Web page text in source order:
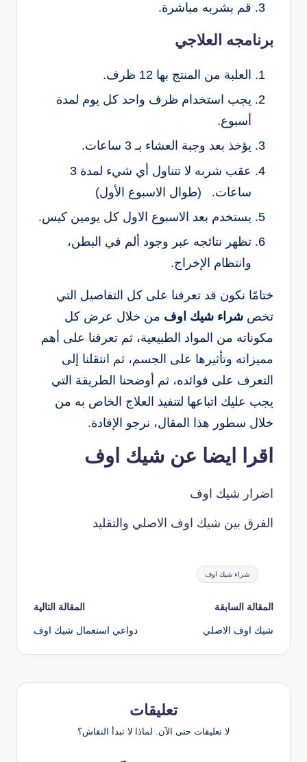
قم بشربه مباشرة.
برنامجه العلاجي
العلبة من المنتج بها 12 ظرف.
يجب استخدام ظرف واحد كل يوم لمدة
أسبوع.
يؤخذ بعد وجبة العشاء بـ 3 ساعات.
عقب شربه لا تتناول أي شيء لمدة 3
ساعات. (طوال الاسبوع الأول)
يستخدم بعد الاسبوع الاول كل يومين كيس.
تظهر نتائجه عبر وجود ألم في البطن،
وانتظام الإخراج.
ختامًا نكون قد تعرفنا على كل التفاصيل التي
تخص شراء شيك اوف من خلال عرض كل
مكوناته من المواد الطبيعية، ثم تعرفنا على أهم
مميزاته وتأثيرها على الجسم، ثم انتقلنا إلى
التعرف على فوائده، ثم أوضحنا الطريقة التي
يجب عليك اتباعها لتنفيذ العلاج الخاص به من
خلال سطور هذا المقال، نرجو الإفادة.
اقرا ايضا عن شيك اوف
اضرار شيك اوف
الفرق بين شيك اوف الاصلي والتقليد
العلامات:
شراء شيك اوف
تصفّح
المقالات
المقالة السابقة
شيك اوف الاصلي
المقالة التالية
دواعي استعمال شيك اوف
تعليقات
لا تعليقات حتى الآن. لماذا لا تبدأ النقاش؟